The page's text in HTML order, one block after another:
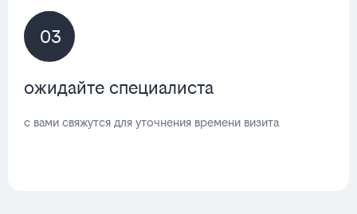
03
ожидайте специалиста
с вами свяжутся для уточнения времени визита